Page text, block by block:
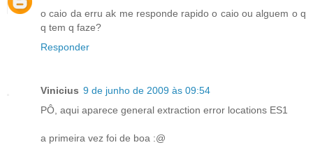
o caio da erru ak me responde rapido o caio ou alguem o q
q tem q faze?
Responder
Vinicius 9 de junho de 2009 às 09:54
PÔ, aqui aparece general extraction error locations ES1
a primeira vez foi de boa :@